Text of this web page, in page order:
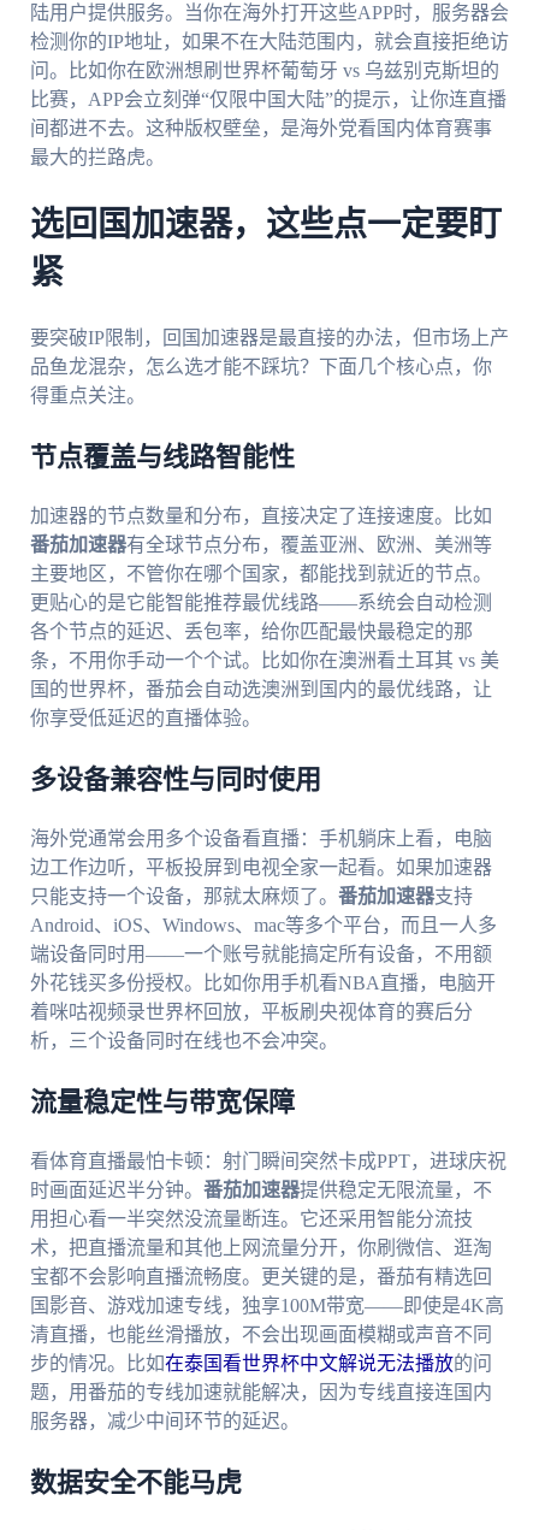
陆用户提供服务。当你在海外打开这些APP时，服务器会
检测你的IP地址，如果不在大陆范围内，就会直接拒绝访
问。比如你在欧洲想刷世界杯葡萄牙 vs 乌兹别克斯坦的
比赛，APP会立刻弹“仅限中国大陆”的提示，让你连直播
间都进不去。这种版权壁垒，是海外党看国内体育赛事
最大的拦路虎。
选回国加速器，这些点一定要盯
紧
要突破IP限制，回国加速器是最直接的办法，但市场上产
品鱼龙混杂，怎么选才能不踩坑？下面几个核心点，你
得重点关注。
节点覆盖与线路智能性
加速器的节点数量和分布，直接决定了连接速度。比如
番茄加速器有全球节点分布，覆盖亚洲、欧洲、美洲等
主要地区，不管你在哪个国家，都能找到就近的节点。
更贴心的是它能智能推荐最优线路——系统会自动检测
各个节点的延迟、丢包率，给你匹配最快最稳定的那
条，不用你手动一个个试。比如你在澳洲看土耳其 vs 美
国的世界杯，番茄会自动选澳洲到国内的最优线路，让
你享受低延迟的直播体验。
多设备兼容性与同时使用
海外党通常会用多个设备看直播：手机躺床上看，电脑
边工作边听，平板投屏到电视全家一起看。如果加速器
只能支持一个设备，那就太麻烦了。 番茄加速器支持
Android、iOS、Windows、mac等多个平台，而且一人多
端设备同时用——一个账号就能搞定所有设备，不用额
外花钱买多份授权。比如你用手机看NBA直播，电脑开
着咪咕视频录世界杯回放，平板刷央视体育的赛后分
析，三个设备同时在线也不会冲突。
流量稳定性与带宽保障
看体育直播最怕卡顿：射门瞬间突然卡成PPT，进球庆祝
时画面延迟半分钟。 番茄加速器提供稳定无限流量，不
用担心看一半突然没流量断连。它还采用智能分流技
术，把直播流量和其他上网流量分开，你刷微信、逛淘
宝都不会影响直播流畅度。更关键的是，番茄有精选回
国影音、游戏加速专线，独享100M带宽——即使是4K高
清直播，也能丝滑播放，不会出现画面模糊或声音不同
步的情况。比如在泰国看世界杯中文解说无法播放的问
题，用番茄的专线加速就能解决，因为专线直接连国内
服务器，减少中间环节的延迟。
数据安全不能马虎